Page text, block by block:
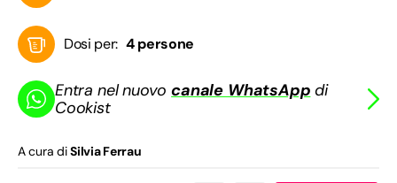
Dosi per: 4 persone
Entra nel nuovocanale WhatsApp di
Cookist
A cura diSilvia Ferrau